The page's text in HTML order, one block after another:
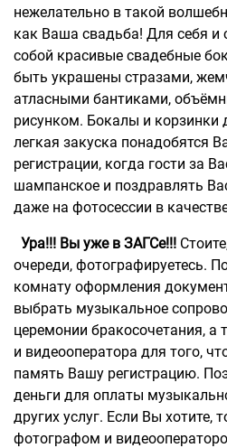
нежелательно в такой
как Ваша свадьба! Для себя и
собой красивые свадебные
быть украшены стразами,
атласными бантиками,
рисунком. Бокалы и корзинки
легкая закуска понадобятся
регистрации, когда гости за
шампанское и поздравлять
даже на фотосессии в
Ура!!! Вы уже в ЗАГСе!!!
очереди, фотографируетесь.
комнату оформления
выбрать музыкальное
церемонии бракосочетания, а
и видеооператора для того,
память Вашу регистрацию.
деньги для оплаты
других услуг. Если Вы хотите,
фотографом и